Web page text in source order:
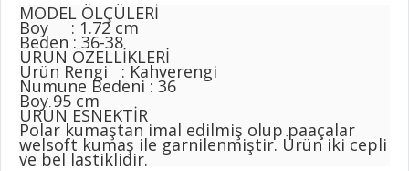
MODEL ÖLÇÜLERİ
Boy : 1.72 cm
Beden : 36-38
ÜRÜN ÖZELLİKLERİ
Ürün Rengi : Kahverengi
Numune Bedeni : 36
Boy 95 cm
ÜRÜN ESNEKTİR
Polar kumaştan imal edilmiş olup paaçalar
welsoft kumaş ile garnilenmiştir. Ürün iki cepli
ve bel lastiklidir.